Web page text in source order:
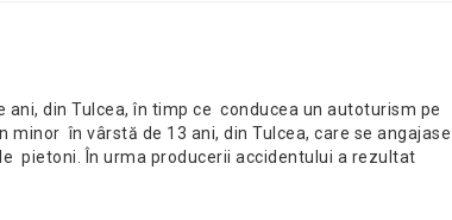
ani, din Tulcea, în timp ce conducea un autoturism pe
în vârstă de 13 ani, din Tulcea, care se angajase
pietoni. În urma producerii accidentului a rezultat